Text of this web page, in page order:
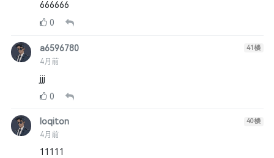
666666
0
a6596780
4月前
41楼
jjj
0
loqiton
4月前
40楼
11111